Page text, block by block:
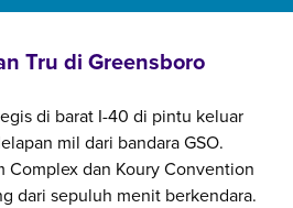
Tru di Greensboro
di barat I-40 di pintu keluar
mil dari bandara GSO.
Complex dan Koury Convention
dari sepuluh menit berkendara.